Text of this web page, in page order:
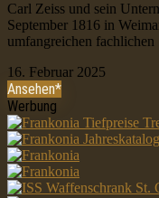
Carl Zeiss und sein
September 1816 in
umfangreichen fachlichen
16. Februar 2025
Ansehen*
Werbung